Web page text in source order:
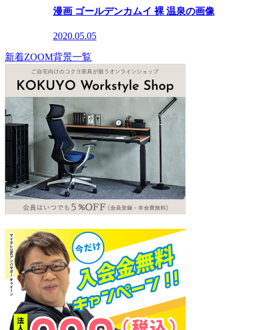
漫画 ゴールデンカムイ 裸 温泉の画像
2020.05.05
新着ZOOM背景一覧